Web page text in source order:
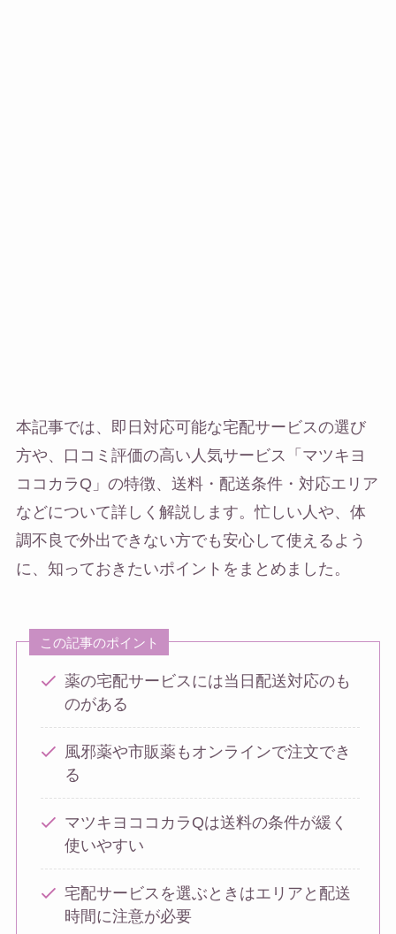
本記事では、即日対応可能な宅配サービスの選び
方や、口コミ評価の高い人気サービス「マツキヨ
ココカラQ」の特徴、送料・配送条件・対応エリア
などについて詳しく解説します。忙しい人や、体
調不良で外出できない方でも安心して使えるよう
に、知っておきたいポイントをまとめました。
この記事のポイント
薬の宅配サービスには当日配送対応のも
のがある
風邪薬や市販薬もオンラインで注文でき
る
マツキヨココカラQは送料の条件が緩く
使いやすい
宅配サービスを選ぶときはエリアと配送
時間に注意が必要